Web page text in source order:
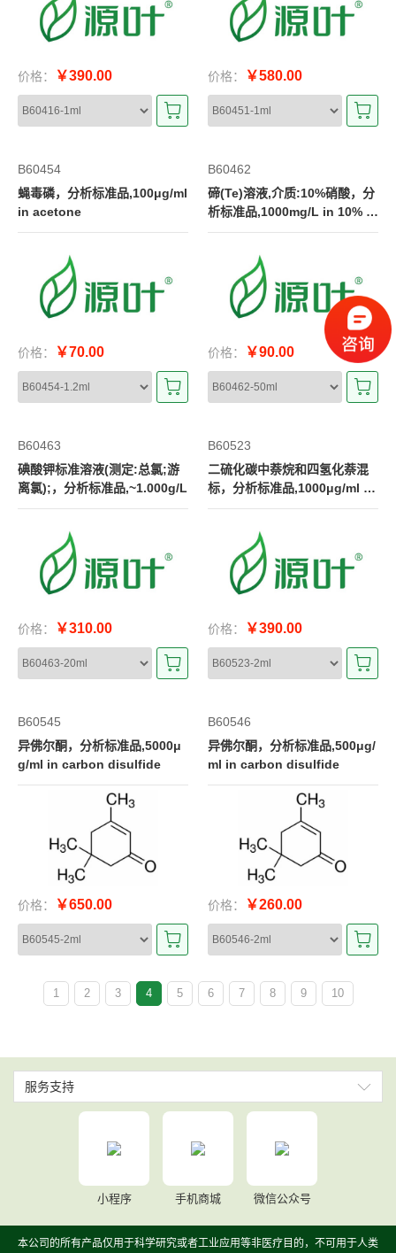
价格： ￥390.00 价格： ￥580.00
B60454
蝇毒磷，分析标准品,100μg/ml
in acetone
价格： ￥70.00
B60462
碲(Te)溶液,介质:10%硝酸，分
析标准品,1000mg/L in 10% H
NO3
价格： ￥90.00
B60463
碘酸钾标准溶液(测定:总氯;游
离氯);，分析标准品,~1.000g/L
价格： ￥310.00
B60523
二硫化碳中萘烷和四氢化萘混
标，分析标准品,1000μg/ml in
carbon disulfide
价格： ￥390.00
B60545
异佛尔酮，分析标准品,5000μ
g/ml in carbon disulfide
价格： ￥650.00
B60546
异佛尔酮，分析标准品,500μg/
ml in carbon disulfide
价格： ￥260.00
1 2 3 4 5 6 7 8 9 10
服务支持
小程序 手机商城 微信公众号
本公司的所有产品仅用于科学研究或者工业应用等非医疗目的，不可用于人类